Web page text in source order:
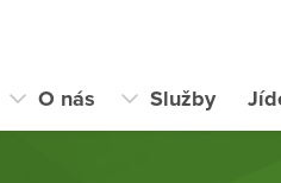
O nás Služby